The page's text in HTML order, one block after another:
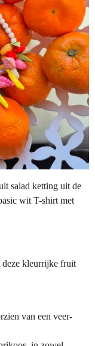
salad ketting uit de
wit T-shirt met
kleurrijke fruit
van een veer-